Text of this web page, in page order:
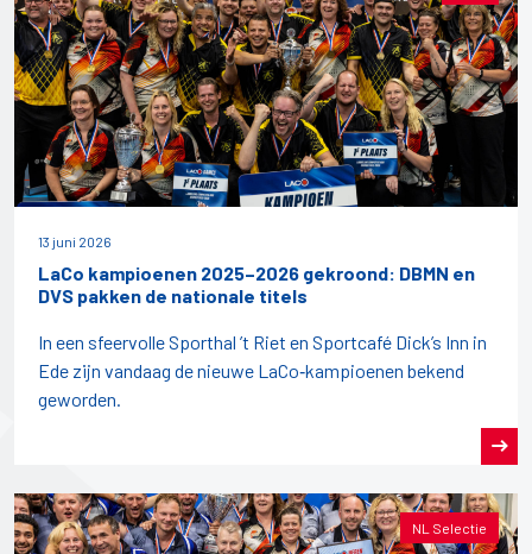
13 juni 2026
LaCo kampioenen 2025–2026 gekroond: DBMN en
DVS pakken de nationale titels
In een sfeervolle Sporthal ’t Riet en Sportcafé Dick’s Inn in
Ede zijn vandaag de nieuwe LaCo‑kampioenen bekend
geworden.
NL Selectie